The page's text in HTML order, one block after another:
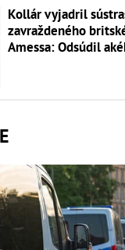
Kollár vyjadril
zavraždeného
Amessa: Odsúdil